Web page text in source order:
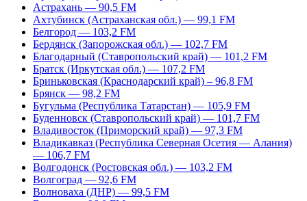
Астрахань — 90,5 FM
Ахтубинск (Астраханская обл.) — 99,1 FM
Белгород — 103,2 FM
Бердянск (Запорожская обл.) — 102,7 FM
Благодарный (Ставропольский край) — 101,2 FM
Братск (Иркутская обл.) — 107,2 FM
Бриньковская (Краснодарский край) – 96,8 FM
Брянск — 98,2 FM
Бугульма (Республика Татарстан) — 105,9 FM
Буденновск (Ставропольский край) — 101,7 FM
Владивосток (Приморский край) — 97,3 FM
Владикавказ (Республика Северная Осетия — Алания)
— 106,7 FM
Волгодонск (Ростовская обл.) — 103,2 FM
Волгоград — 92,6 FM
Волноваха (ДНР) — 99,5 FM